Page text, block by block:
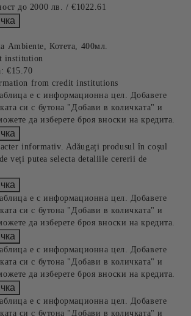
до 2000 лв. / €1022.61
Ambiente, Котета, 400мл.
institution
€15.70
from credit institutions
е с информационна цел. Добавете
си с бутона "Добави в количката" и
да изберете броя вноски на кредита.
informativ. Adăugați produsul în coșul
veți putea selecta detaliile cererii de
е с информационна цел. Добавете
си с бутона "Добави в количката" и
да изберете броя вноски на кредита.
е с информационна цел. Добавете
си с бутона "Добави в количката" и
да изберете броя вноски на кредита.
е с информационна цел. Добавете
си с бутона "Добави в количката" и